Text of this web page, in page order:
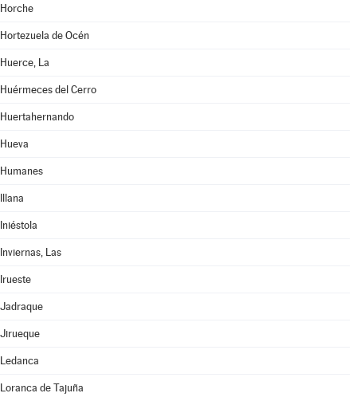
Horche
Hortezuela de Océn
Huerce, La
Huérmeces del Cerro
Huertahernando
Hueva
Humanes
Illana
Iniéstola
Inviernas, Las
Irueste
Jadraque
Jirueque
Ledanca
Loranca de Tajuña